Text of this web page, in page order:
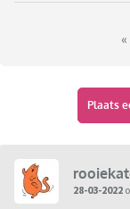
Tot die tijd
Eten lukt niet
«
Plaats
28-03-2022